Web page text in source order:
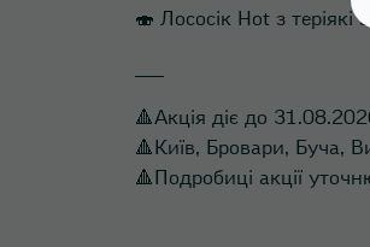
🍣 Лососік Hot з теріякі
🔺Акція діє до
🔺Київ, Бровари, Буча,
🔺Подробиці акції